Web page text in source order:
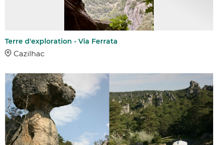
Terre d'exploration - Via Ferrata
Cazilhac